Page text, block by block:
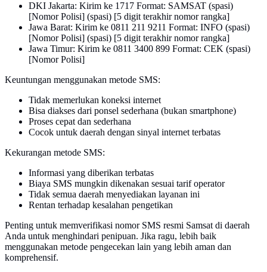
DKI Jakarta: Kirim ke 1717 Format: SAMSAT (spasi)
[Nomor Polisi] (spasi) [5 digit terakhir nomor rangka]
Jawa Barat: Kirim ke 0811 211 9211 Format: INFO (spasi)
[Nomor Polisi] (spasi) [5 digit terakhir nomor rangka]
Jawa Timur: Kirim ke 0811 3400 899 Format: CEK (spasi)
[Nomor Polisi]
Keuntungan menggunakan metode SMS:
Tidak memerlukan koneksi internet
Bisa diakses dari ponsel sederhana (bukan smartphone)
Proses cepat dan sederhana
Cocok untuk daerah dengan sinyal internet terbatas
Kekurangan metode SMS:
Informasi yang diberikan terbatas
Biaya SMS mungkin dikenakan sesuai tarif operator
Tidak semua daerah menyediakan layanan ini
Rentan terhadap kesalahan pengetikan
Penting untuk memverifikasi nomor SMS resmi Samsat di daerah
Anda untuk menghindari penipuan. Jika ragu, lebih baik
menggunakan metode pengecekan lain yang lebih aman dan
komprehensif.